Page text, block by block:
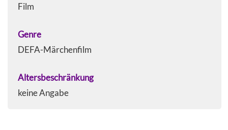
Film
Genre
DEFA-Märchenfilm
Altersbeschränkung
keine Angabe